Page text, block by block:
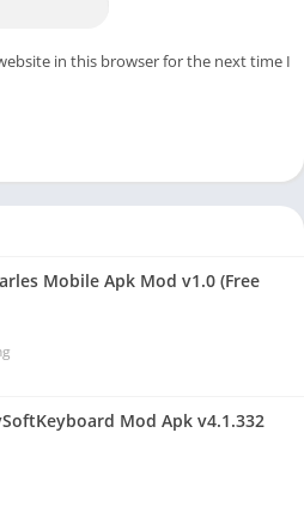
in this browser for the next time I
Mobile Apk Mod v1.0 (Free
Mod Apk v4.1.332